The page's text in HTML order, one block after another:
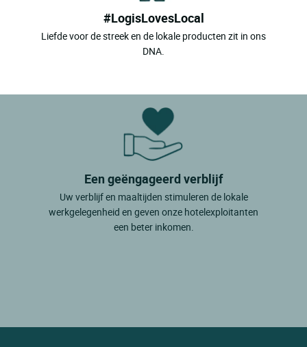
#LogisLovesLocal
Liefde voor de streek en de lokale producten zit in ons
DNA.
Een geëngageerd verblijf
Uw verblijf en maaltijden stimuleren de lokale
werkgelegenheid en geven onze hotelexploitanten
een beter inkomen.